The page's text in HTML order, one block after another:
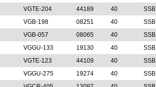
VGTE-204 44189 40 SSB
VGB-198 08251 40 SSB
VGB-057 08065 40 SSB
VGGU-133 19130 40 SSB
VGTE-123 44109 40 SSB
VGGU-275 19274 40 SSB